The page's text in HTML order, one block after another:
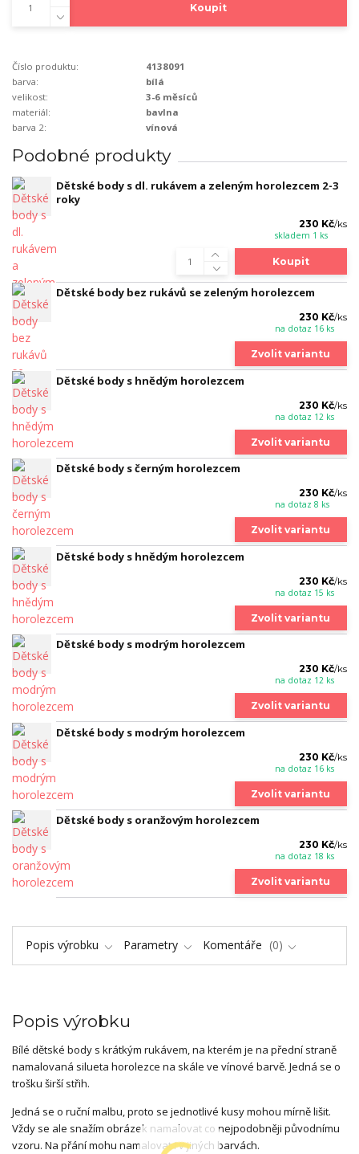
Koupit
Číslo produktu:
4138091
barva:
bílá
velikost:
3-6 měsíců
materiál:
bavlna
barva 2:
vínová
Podobné produkty
Dětské body s dl. rukávem a zeleným horolezcem 2-3
roky
230 Kč/ks
skladem 1 ks
Koupit
Dětské body bez rukávů se zeleným horolezcem
230 Kč/ks
na dotaz 16 ks
Zvolit variantu
Dětské body s hnědým horolezcem
230 Kč/ks
na dotaz 12 ks
Zvolit variantu
Dětské body s černým horolezcem
230 Kč/ks
na dotaz 8 ks
Zvolit variantu
Dětské body s hnědým horolezcem
230 Kč/ks
na dotaz 15 ks
Zvolit variantu
Dětské body s modrým horolezcem
230 Kč/ks
na dotaz 12 ks
Zvolit variantu
Dětské body s modrým horolezcem
230 Kč/ks
na dotaz 16 ks
Zvolit variantu
Dětské body s oranžovým horolezcem
230 Kč/ks
na dotaz 18 ks
Zvolit variantu
Popis výrobku Parametry Komentáře 0
Popis výrobku
Bílé dětské body s krátkým rukávem, na kterém je na přední straně
namalovaná silueta horolezce na skále ve vínové barvě. Jedná se o
trošku širší střih.
Jedná se o ruční malbu, proto se jednotlivé kusy mohou mírně lišit.
Vždy se ale snažím obrázek namalovat co nejpodobněji původnímu
vzoru. Na přání mohu namalovat i v jiných barvách.